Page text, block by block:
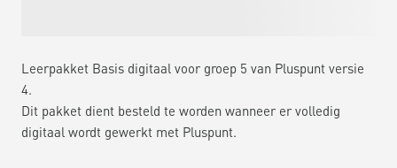
Leerpakket Basis digitaal voor groep 5 van Pluspunt versie
4.
Dit pakket dient besteld te worden wanneer er volledig
digitaal wordt gewerkt met Pluspunt.